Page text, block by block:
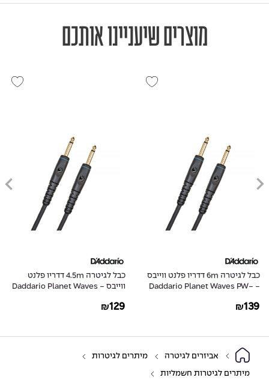
מוצרים שיעניינו אותכם
כבל לגיטרה 6m דדריו פלנט ווייבס
- Daddario Planet Waves PW-
₪139
כבל לגיטרה 4.5m דדריו פלנט
ווייבס - Daddario Planet Waves
₪129
אביזרים לגיטרה מיתרים לגיטרות
מיתרים לגיטרות חשמליות